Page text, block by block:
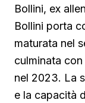
Bollini, ex
Bollini porta
maturata nel
culminata
nel 2023. La
e la capacità